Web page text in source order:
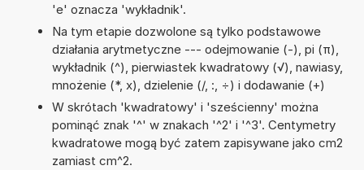
'e' oznacza 'wykładnik'.
Na tym etapie dozwolone są tylko podstawowe
działania arytmetyczne --- odejmowanie (-), pi (π),
wykładnik (^), pierwiastek kwadratowy (√), nawiasy,
mnożenie (*, x), dzielenie (/, :, ÷) i dodawanie (+)
W skrótach 'kwadratowy' i 'sześcienny' można
pominąć znak '^' w znakach '^2' i '^3'. Centymetry
kwadratowe mogą być zatem zapisywane jako cm2
zamiast cm^2.